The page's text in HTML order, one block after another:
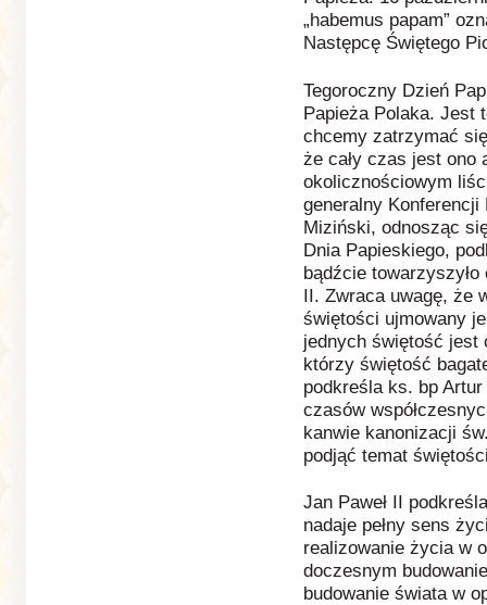
„habemus papam”
Następcę Świętego
Tegoroczny Dzień
Papieża Polaka. Jest
chcemy zatrzymać
że cały czas jest ono
okolicznościowym
generalny
Miziński, odnosząc
Dnia Papieskiego,
bądźcie towarzyszyło
II. Zwraca uwagę, że
świętości ujmowany
jednych świętość jest
którzy świętość
podkreśla ks. bp
czasów
kanwie kanonizacji
podjąć temat
Jan Paweł II
nadaje pełny sens
realizowanie życia w
doczesnym
budowanie świata w